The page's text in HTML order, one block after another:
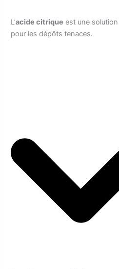
L’acide citrique est une
pour les dépôts tenaces.